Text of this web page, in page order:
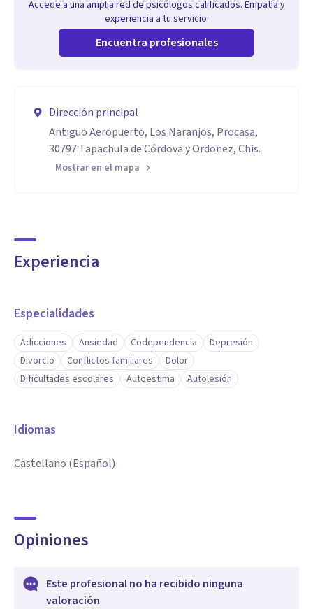
Accede a una amplia red de psicólogos calificados. Empatía y
experiencia a tu servicio.
Encuentra profesionales
Dirección principal
Antiguo Aeropuerto, Los Naranjos, Procasa,
30797 Tapachula de Córdova y Ordoñez, Chis.
Mostrar en el mapa
Experiencia
Especialidades
Adicciones Ansiedad Codependencia
Depresión
Divorcio
Conflictos familiares
Dolor
Dificultades escolares
Autoestima Autolesión
Idiomas
Castellano (Español)
Opiniones
Este profesional no ha recibido ninguna
valoración